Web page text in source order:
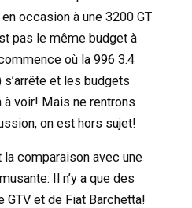
occasion à une 3200 GT
pas le même budget à
où la 996 3.4
et les budgets
à voir! Mais ne rentrons
on est hors sujet!
la comparaison avec une
Il n’y a que des
GTV et de Fiat Barchetta!